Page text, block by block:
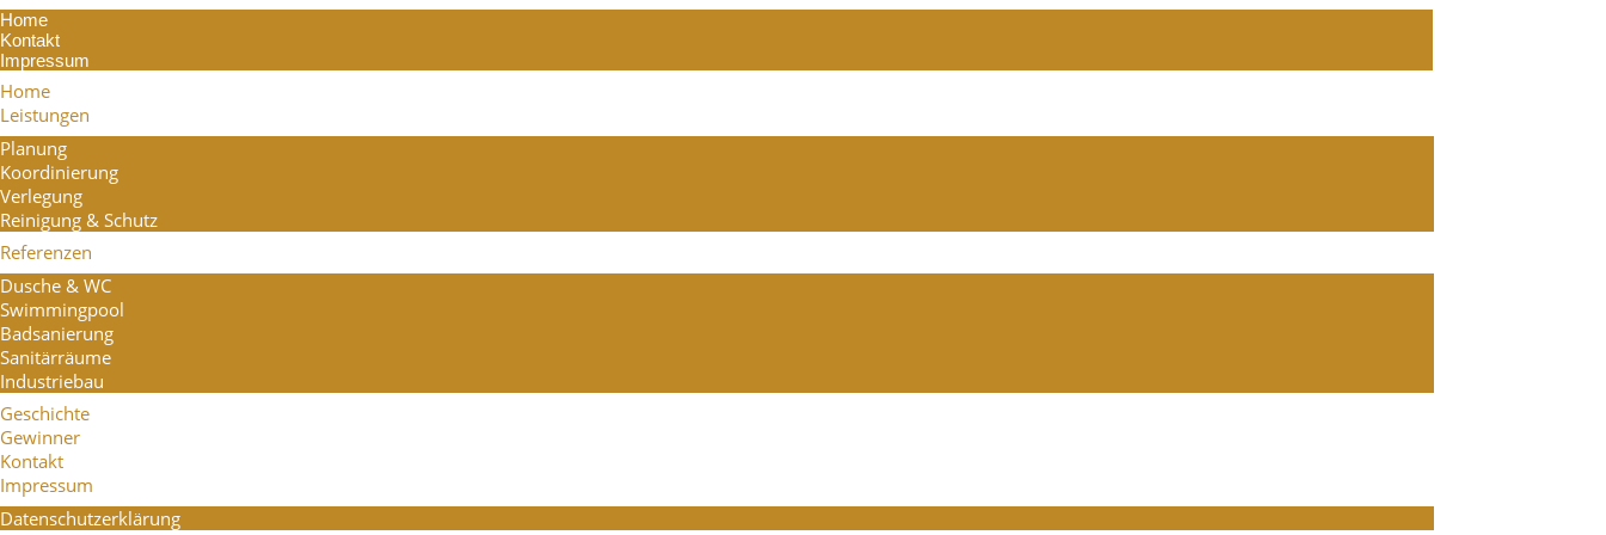
Home
Kontakt
Impressum
Home
Leistungen
Planung
Koordinierung
Verlegung
Reinigung & Schutz
Referenzen
Dusche & WC
Swimmingpool
Badsanierung
Sanitärräume
Industriebau
Geschichte
Gewinner
Kontakt
Impressum
Datenschutzerklärung